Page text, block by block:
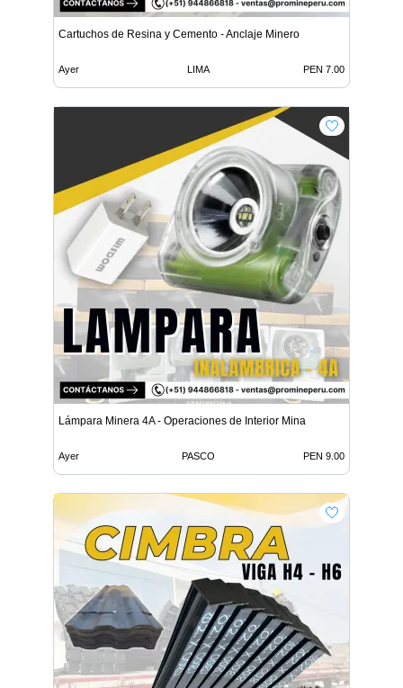
Cartuchos de Resina y Cemento - Anclaje Minero
Ayer LIMA PEN 7.00
Lámpara Minera 4A - Operaciones de Interior Mina
Ayer PASCO PEN 9.00